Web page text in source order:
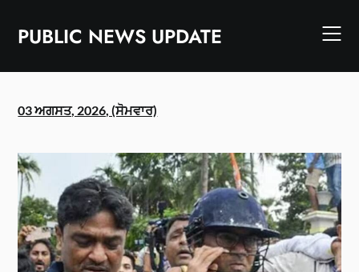
contentPUBLIC NEWS UPDATE
03 ਅਗਸਤ, 2026, (ਸੋਮਵਾਰ)